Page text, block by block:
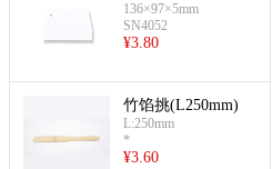
能硬质刮板)
136×97×5mm
SN4052
¥3.80
竹馅挑(L250mm)
L:250mm
*
¥3.60